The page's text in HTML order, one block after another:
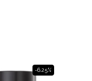
-6.25%